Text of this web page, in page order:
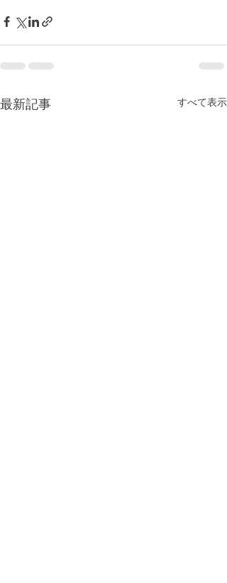
最新記事 すべて表示